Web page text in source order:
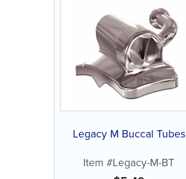
Legacy M Buccal Tubes
Item #Legacy-M-BT